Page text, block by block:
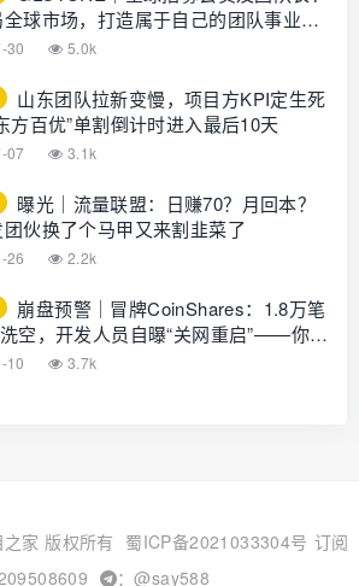
球市场，打造属于自己的团队事业，
收入？想打造团队？加入
30 5.0k
山东团队拉新变慢，项目方KPI定生死
方百优”单割倒计时进入最后10天
07 3.1k
曝光｜流量联盟：日赚70？月回本？
伙换了个马甲又来割韭菜了
26 2.2k
崩盘预警｜冒牌CoinShares：1.8万笔
空，开发人员自曝“关网重启”——你的
不在账上
10 3.7k
家 版权所有 蜀ICP备2021033304号 订阅
：@say588